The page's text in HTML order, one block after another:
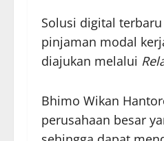
Solusi digital
pinjaman modal
diajukan melalui
Bhimo Wikan
perusahaan besar